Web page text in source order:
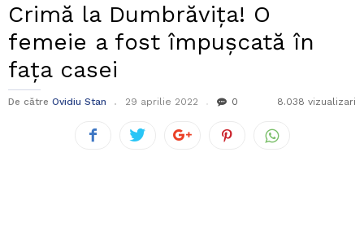
Crimă la Dumbrăvița! O
femeie a fost împușcată în
fața casei
De către Ovidiu Stan 29 aprilie 2022 0 8.038 vizualizari